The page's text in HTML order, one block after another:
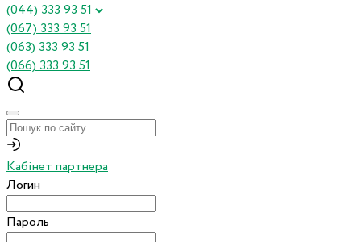
(044) 333 93 51
(067) 333 93 51
(063) 333 93 51
(066) 333 93 51
Кабінет партнера
Логин
Пароль